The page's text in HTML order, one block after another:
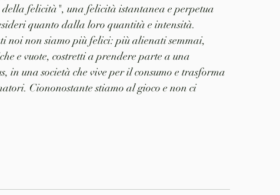
felicità", una felicità istantanea e perpetua
quanto dalla loro quantità e intensità.
noi non siamo più felici: più alienati semmai,
e vuote, costretti a prendere parte a una
in una società che vive per il consumo e trasforma
Ciononostante stiamo al gioco e non ci